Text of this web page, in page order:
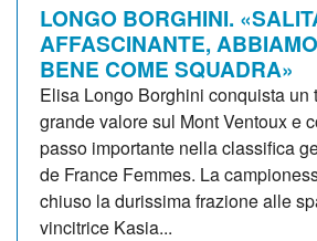
LONGO BORGHINI.
AFFASCINANTE,
BENE COME SQUADRA»
Elisa Longo Borghini conquista un
grande valore sul Mont Ventoux e
passo importante nella classifica
de France Femmes. La
chiuso la durissima frazione alle
vincitrice Kasia...